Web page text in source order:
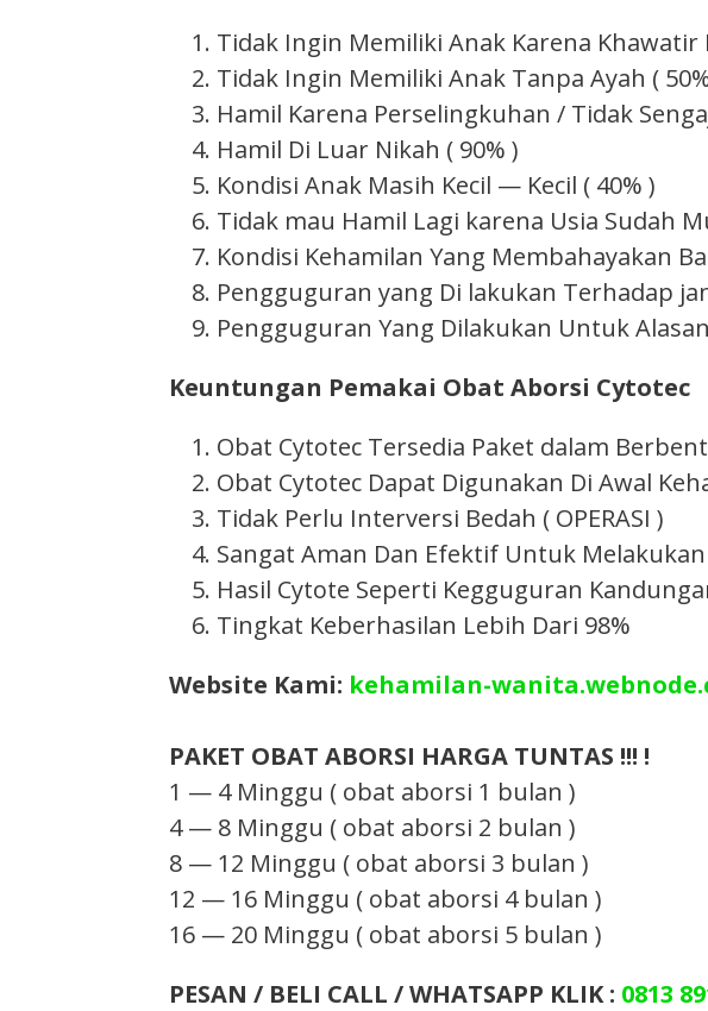
Tidak Ingin Memiliki Anak Karena
Tidak Ingin Memiliki Anak Tanpa Ayah (
Hamil Karena Perselingkuhan / Tidak
Hamil Di Luar Nikah ( 90% )
Kondisi Anak Masih Kecil — Kecil ( 40% )
Tidak mau Hamil Lagi karena Usia Sudah
Kondisi Kehamilan Yang Membahayakan
Pengguguran yang Di lakukan Terhadap
Pengguguran Yang Dilakukan Untuk
Keuntungan Pemakai Obat Aborsi Cytotec
Obat Cytotec Tersedia Paket dalam
Obat Cytotec Dapat Digunakan Di Awal
Tidak Perlu Interversi Bedah ( OPERASI )
Sangat Aman Dan Efektif Untuk
Hasil Cytote Seperti Kegguguran
Tingkat Keberhasilan Lebih Dari 98%
Website Kami: kehamilan-
PAKET OBAT ABORSI HARGA TUNTAS !!! !
1 — 4 Minggu ( obat aborsi 1 bulan )
4 — 8 Minggu ( obat aborsi 2 bulan )
8 — 12 Minggu ( obat aborsi 3 bulan )
12 — 16 Minggu ( obat aborsi 4 bulan )
16 — 20 Minggu ( obat aborsi 5 bulan )
PESAN / BELI CALL / WHATSAPP KLIK : 0813